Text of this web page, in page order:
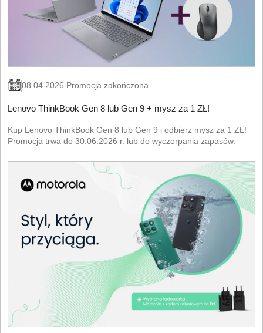
08.04.2026 Promocja zakończona
Lenovo ThinkBook Gen 8 lub Gen 9 + mysz za 1 ZŁ!
Kup Lenovo ThinkBook Gen 8 lub Gen 9 i odbierz mysz za 1 ZŁ!
Promocja trwa do 30.06.2026 r. lub do wyczerpania zapasów.